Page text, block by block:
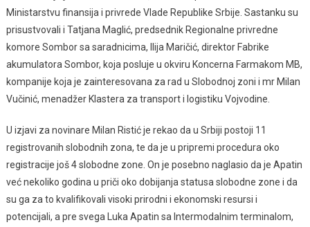
Ministarstvu finansija i privrede Vlade Republike Srbije. Sastanku su
prisustvovali i Tatjana Maglić, predsednik Regionalne privredne
komore Sombor sa saradnicima, Ilija Maričić, direktor Fabrike
akumulatora Sombor, koja posluje u okviru Koncerna Farmakom MB,
kompanije koja je zainteresovana za rad u Slobodnoj zoni i mr Milan
Vučinić, menadžer Klastera za transport i logistiku Vojvodine.
U izjavi za novinare Milan Ristić je rekao da u Srbiji postoji 11
registrovanih slobodnih zona, te da je u pripremi procedura oko
registracije još 4 slobodne zone. On je posebno naglasio da je Apatin
već nekoliko godina u priči oko dobijanja statusa slobodne zone i da
su ga za to kvalifikovali visoki prirodni i ekonomski resursi i
potencijali, a pre svega Luka Apatin sa Intermodalnim terminalom,